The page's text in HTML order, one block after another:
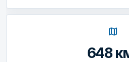
map
648